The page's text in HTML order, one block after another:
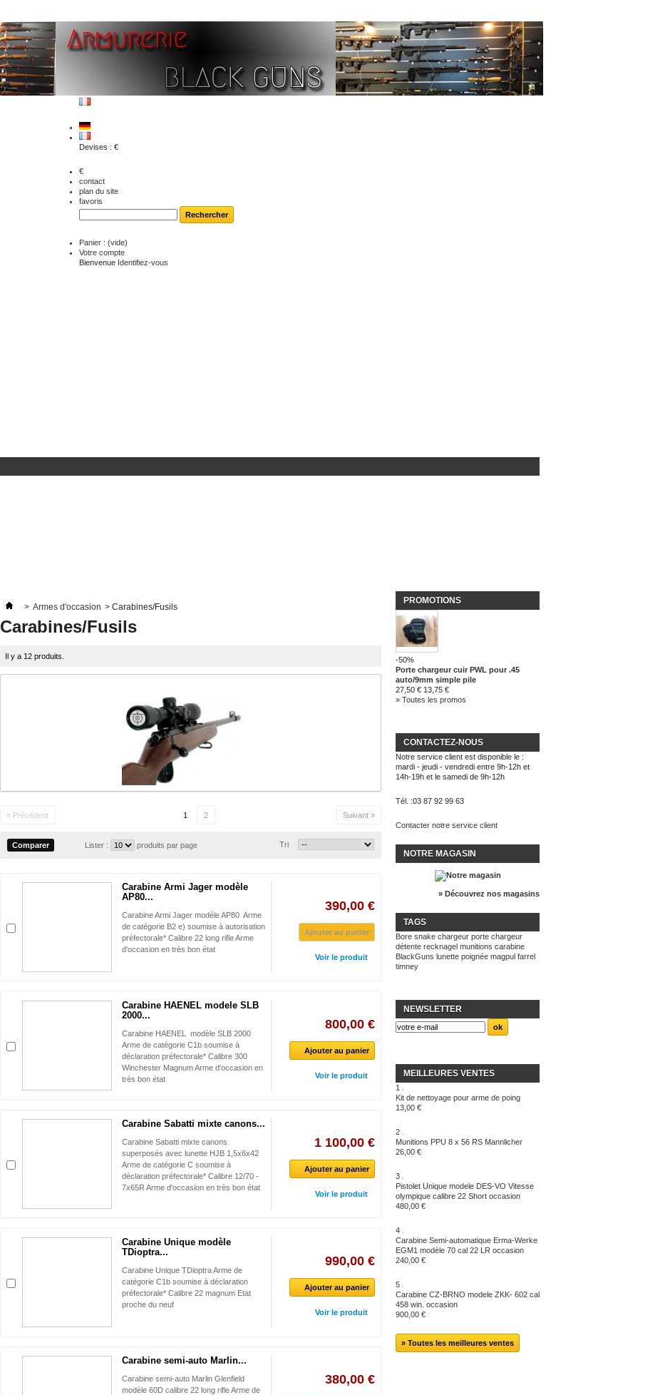
Devises : €
€
contact
plan du site
favoris
Panier : (vide)
Votre compte
Bienvenue Identifiez-vous
> Armes d'occasion > Carabines/Fusils
Carabines/Fusils
Il y a 12 produits.
« Précédent 1 2 Suivant »
Tri
Lister : produits par page
Carabine Armi Jager modèle
AP80...
Carabine Armi Jager modèle AP80 Arme
de catégorie B2 e) soumise à autorisation
préfectorale* Calibre 22 long rifle Arme
d'occasion en très bon état
390,00 €
Ajouter au panier
Voir le produit
Carabine HAENEL modele SLB
2000...
Carabine HAENEL modèle SLB 2000
Arme de catégorie C1b soumise à
déclaration préfectorale* Calibre 300
Winchester Magnum Arme d'occasion en
très bon état
800,00 €
Ajouter au panier
Voir le produit
Carabine Sabatti mixte canons...
Carabine Sabatti mixte canons
superposés avec lunette HJB 1,5x6x42
Arme de catégorie C soumise à
déclaration préfectorale* Calibre 12/70 -
7x65R Arme d'occasion en très bon état
1 100,00 €
Ajouter au panier
Voir le produit
Carabine Unique modèle
TDioptra...
Carabine Unique TDioptra Arme de
catégorie C1b soumise à déclaration
préfectorale* Calibre 22 magnum Etat
proche du neuf
990,00 €
Ajouter au panier
Voir le produit
Carabine semi-auto Marlin...
Carabine semi-auto Marlin Glenfield
modèle 60D calibre 22 long rifle Arme de
380,00 €
PROMOTIONS
-50%
Porte chargeur cuir PWL pour .45
auto/9mm simple pile
27,50 € 13,75 €
» Toutes les promos
CONTACTEZ-NOUS
Notre service client est disponible le :
mardi - jeudi - vendredi entre 9h-12h et
14h-19h et le samedi de 9h-12h
Tél. :03 87 92 99 63
Contacter notre service client
NOTRE MAGASIN
» Découvrez nos magasins
TAGS
Bore snake chargeur porte chargeur
détente recknagel munitions carabine
BlackGuns lunette poignée magpul farrel
timney
NEWSLETTER
MEILLEURES VENTES
1
Kit de nettoyage pour arme de poing
13,00 €
2
Munitions PPU 8 x 56 RS Mannlicher
26,00 €
3
Pistolet Unique modele DES-VO Vitesse
olympique calibre 22 Short occasion
480,00 €
4
Carabine Semi-automatique Erma-Werke
EGM1 modèle 70 cal 22 LR occasion
240,00 €
5
Carabine CZ-BRNO modele ZKK- 602 cal
458 win. occasion
900,00 €
» Toutes les meilleures ventes